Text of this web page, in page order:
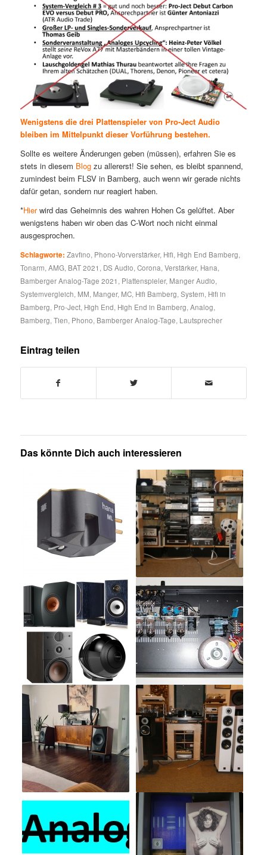
Wenigstens die drei Plattenspieler von Pro-Ject Audio
bleiben im Mittelpunkt dieser Vorführung bestehen.
Sollte es weitere Änderungen geben (müssen), erfahren Sie es
stets in diesem Blogzu allererst! Sie sehen, es bleibt spannend,
zumindest beim FLSV in Bamberg, auch wenn wir gerade nichts
dafür getan, sondern nur reagiert haben.
*Hierwird das Geheimnis des wahren Hohen Cs gelüftet. Aber
wenigstens haben wir oben das C-Wort noch nicht einmal
ausgesprochen.
Schlagworte: Zavfino, Phono-Vorverstärker, Hifi, High End Bamberg,
Tonarm, AMG, BAT 2021 , DS Audio, Corona, Verstärker, Hana,
Bamberger Analog-Tage 2021 , Plattenspieler, Manger Audio,
Systemvergleich, MM, Manger, MC, Hifi Bamberg, System, Hifi in
Bamberg, Pro-Ject, High End, High End in Bamberg, Analog,
Bamberg, Tien, Phono, Bamberger Analog-Tage, Lautsprecher
Eintrag teilen
Das könnte Dich auch interessieren